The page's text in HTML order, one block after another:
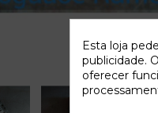
Esta loja
publicidade.
oferecer